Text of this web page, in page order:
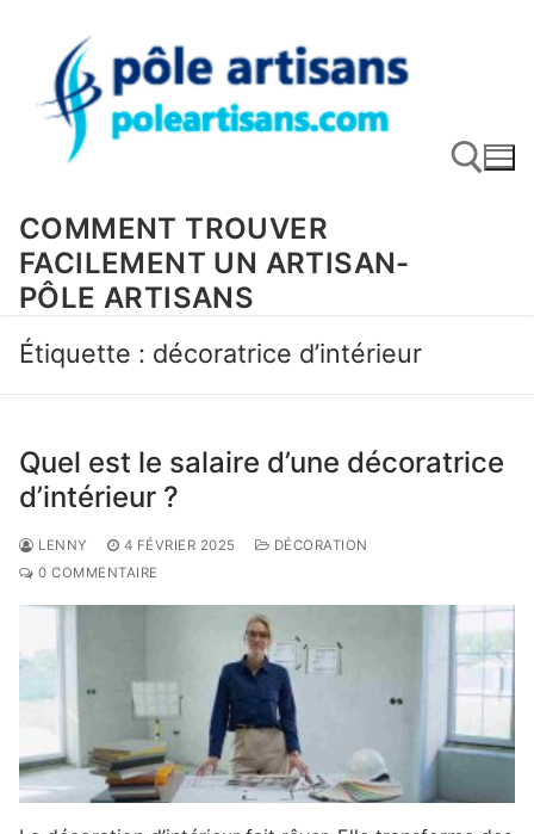
contenu
COMMENT TROUVER
FACILEMENT UN ARTISAN-
PÔLE ARTISANS
Rechercher :
Étiquette : décoratrice d’intérieur
Quel est le salaire d’une décoratrice
d’intérieur ?
LENNY 4 FÉVRIER 2025
DÉCORATION
0 COMMENTAIRE